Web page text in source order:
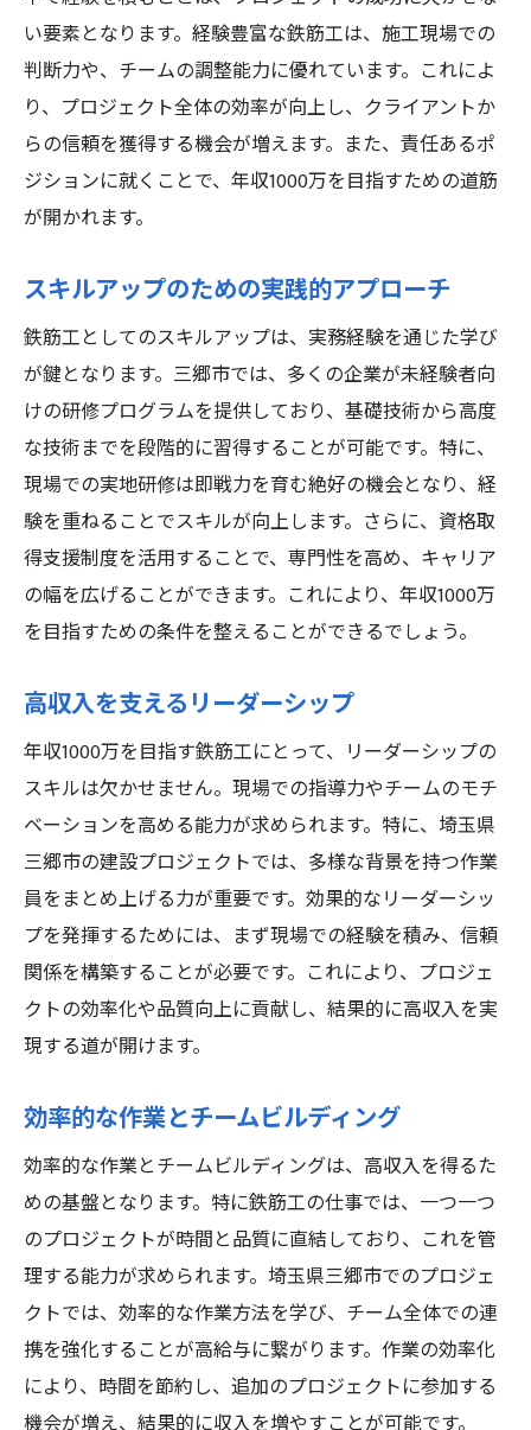
い要素となります。経験豊富な鉄筋工は、施工現場での
判断力や、チームの調整能力に優れています。これによ
り、プロジェクト全体の効率が向上し、クライアントか
らの信頼を獲得する機会が増えます。また、責任あるポ
ジションに就くことで、年収1000万を目指すための道筋
が開かれます。
スキルアップのための実践的アプローチ
鉄筋工としてのスキルアップは、実務経験を通じた学び
が鍵となります。三郷市では、多くの企業が未経験者向
けの研修プログラムを提供しており、基礎技術から高度
な技術までを段階的に習得することが可能です。特に、
現場での実地研修は即戦力を育む絶好の機会となり、経
験を重ねることでスキルが向上します。さらに、資格取
得支援制度を活用することで、専門性を高め、キャリア
の幅を広げることができます。これにより、年収1000万
を目指すための条件を整えることができるでしょう。
高収入を支えるリーダーシップ
年収1000万を目指す鉄筋工にとって、リーダーシップの
スキルは欠かせません。現場での指導力やチームのモチ
ベーションを高める能力が求められます。特に、埼玉県
三郷市の建設プロジェクトでは、多様な背景を持つ作業
員をまとめ上げる力が重要です。効果的なリーダーシッ
プを発揮するためには、まず現場での経験を積み、信頼
関係を構築することが必要です。これにより、プロジェ
クトの効率化や品質向上に貢献し、結果的に高収入を実
現する道が開けます。
効率的な作業とチームビルディング
効率的な作業とチームビルディングは、高収入を得るた
めの基盤となります。特に鉄筋工の仕事では、一つ一つ
のプロジェクトが時間と品質に直結しており、これを管
理する能力が求められます。埼玉県三郷市でのプロジェ
クトでは、効率的な作業方法を学び、チーム全体での連
携を強化することが高給与に繋がります。作業の効率化
により、時間を節約し、追加のプロジェクトに参加する